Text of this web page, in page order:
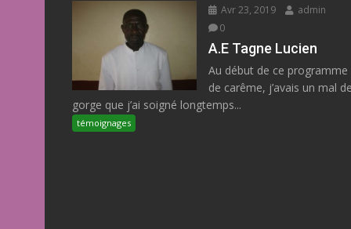
Avr 23, 2019
admin
0
A.E Tagne Lucien
Au début de ce programme
de carême, j’avais un mal de
gorge que j’ai soigné longtemps...
témoignages